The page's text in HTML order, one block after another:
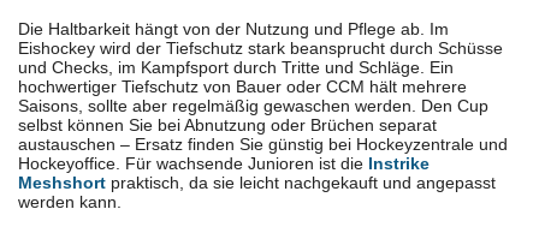
Die Haltbarkeit hängt von der Nutzung und Pflege ab. Im
Eishockey wird der Tiefschutz stark beansprucht durch Schüsse
und Checks, im Kampfsport durch Tritte und Schläge. Ein
hochwertiger Tiefschutz von Bauer oder CCM hält mehrere
Saisons, sollte aber regelmäßig gewaschen werden. Den Cup
selbst können Sie bei Abnutzung oder Brüchen separat
austauschen – Ersatz finden Sie günstig bei Hockeyzentrale und
Hockeyoffice. Für wachsende Junioren ist die Instrike
Meshshort praktisch, da sie leicht nachgekauft und angepasst
werden kann.